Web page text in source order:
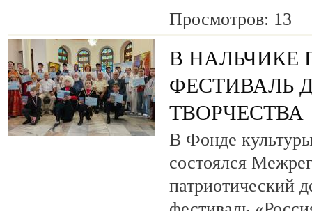
Просмотров: 13
В НАЛЬЧИКЕ
ФЕСТИВАЛЬ
ТВОРЧЕСТВА
В Фонде
состоялся
патриотический